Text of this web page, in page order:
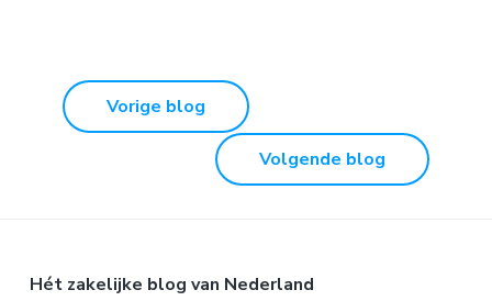
Vorige blog
Volgende blog
Hét zakelijke blog van Nederland